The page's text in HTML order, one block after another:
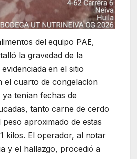
del equipo PAE,
la gravedad de la
en el sitio
el cuarto de congelación
tenían fechas de
tanto carne de cerdo
aproximado de estas
kilos. El operador, al notar
y el hallazgo, procedió a